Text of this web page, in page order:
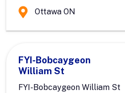
Ottawa ON
FYI-Bobcaygeon
William St
FYI-Bobcaygeon William St